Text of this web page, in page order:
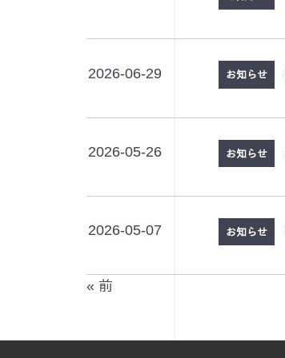
2026-06-29 お知らせ
2026-05-26 お知らせ
2026-05-07 お知らせ
« 前